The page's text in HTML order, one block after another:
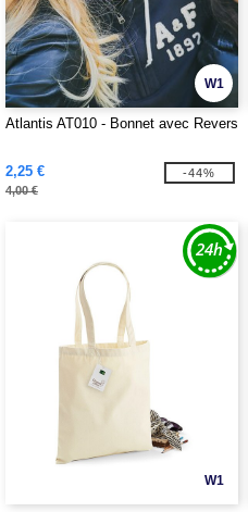
W1
Atlantis AT010 - Bonnet avec Revers
2,25 €
4,00 €
-44%
W1